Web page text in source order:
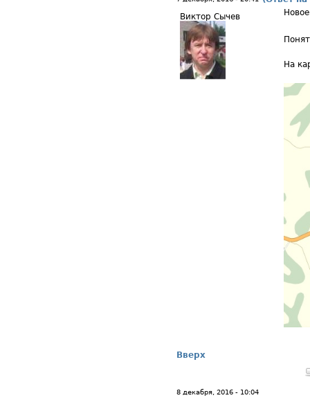
Виктор Сычев
На
Вверх
8 декабря, 2016 - 10:04